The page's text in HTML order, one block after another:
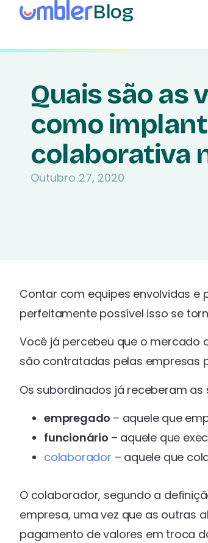
Blog
Quais são as
como
colaborativa
Outubro 27, 2020
Contar com equipes envolvidas e
perfeitamente possível isso se
Você já percebeu que o mercado
são contratadas pelas empresas
Os subordinados já receberam
empregado – aquele que
funcionário – aquele que
colaborador – aquele que
O colaborador, segundo a
empresa, uma vez que as outras
pagamento de valores em troca